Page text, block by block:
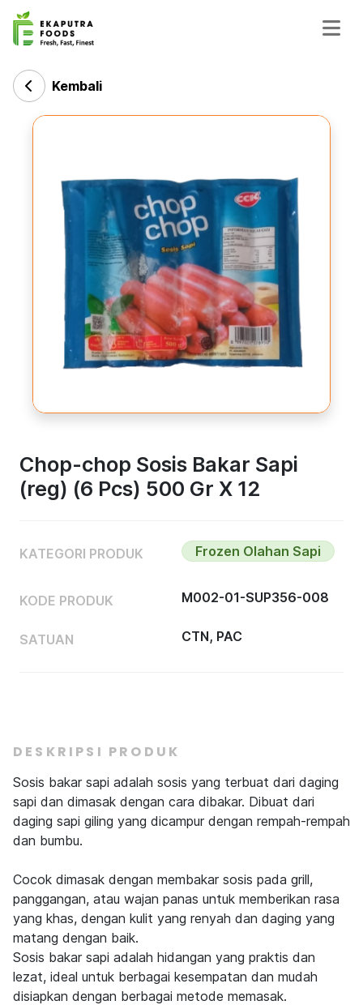
Kembali
Chop-chop Sosis Bakar Sapi
(reg) (6 Pcs) 500 Gr X 12
KATEGORI PRODUK Frozen Olahan Sapi
KODE PRODUK M002-01-SUP356-008
SATUAN CTN, PAC
DESKRIPSI PRODUK
Sosis bakar sapi adalah sosis yang terbuat dari daging
sapi dan dimasak dengan cara dibakar. Dibuat dari
daging sapi giling yang dicampur dengan rempah-rempah
dan bumbu.
Cocok dimasak dengan membakar sosis pada grill,
panggangan, atau wajan panas untuk memberikan rasa
yang khas, dengan kulit yang renyah dan daging yang
matang dengan baik.
Sosis bakar sapi adalah hidangan yang praktis dan
lezat, ideal untuk berbagai kesempatan dan mudah
disiapkan dengan berbagai metode memasak.